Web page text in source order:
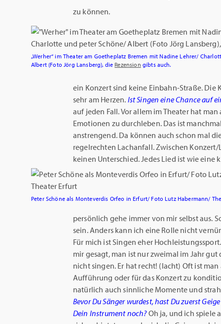
zu können.
„Werher“ im Theater am Goetheplatz Bremen mit Nadine Lehrer/
Albert (Foto Jörg Lansberg), die Rezension gibts auch.
ein Konzert sind keine Einbahn-Straße. Die
sehr am Herzen. Ist Singen eine Chance auf
auf jeden Fall. Vor allem im Theater hat
Emotionen zu durchleben. Das ist
anstrengend. Da können auch schon mal
regelrechten Lachanfall.Zwischen
keinen Unterschied. Jedes Lied ist wie eine
Peter Schöne als Monteverdis Orfeo in Erfurt/ Foto Lutz Habermann/
persönlich gehe immer von mir selbst aus.
sein. Anders kann ich eine Rolle nicht
Für mich ist Singen eher
mir gesagt, man ist nur zweimal im Jahr
nicht singen. Er hat recht! (lacht) Oft ist
Aufführung oder für das Konzert zu
natürlich auch sinnliche Momente und
Bevor Du Sänger wurdest, hast Du zuerst
Dein Instrument noch?Oh ja, und ich spiele